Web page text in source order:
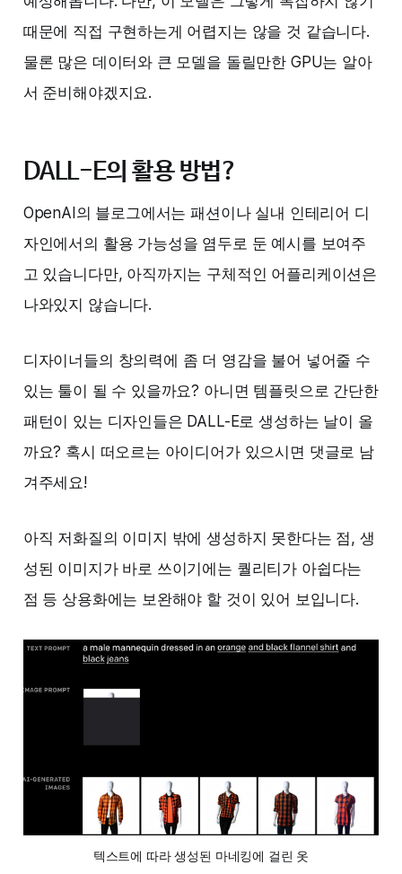
때문에 직접 구현하는게 어렵지는 않을 것 같습니다.
물론 많은 데이터와 큰 모델을 돌릴만한 GPU는 알아
서 준비해야겠지요.
DALL-E의 활용 방법?
OpenAI의 블로그에서는 패션이나 실내 인테리어 디
자인에서의 활용 가능성을 염두로 둔 예시를 보여주
고 있습니다만, 아직까지는 구체적인 어플리케이션은
나와있지 않습니다.
디자이너들의 창의력에 좀 더 영감을 불어 넣어줄 수
있는 툴이 될 수 있을까요? 아니면 템플릿으로 간단한
패턴이 있는 디자인들은 DALL-E로 생성하는 날이 올
까요? 혹시 떠오르는 아이디어가 있으시면 댓글로 남
겨주세요!
아직 저화질의 이미지 밖에 생성하지 못한다는 점, 생
성된 이미지가 바로 쓰이기에는 퀄리티가 아쉽다는
점 등 상용화에는 보완해야 할 것이 있어 보입니다.
텍스트에 따라 생성된 마네킹에 걸린 옷